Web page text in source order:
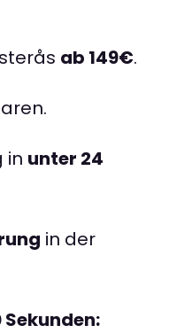
ab 149€.
in unter 24
in der